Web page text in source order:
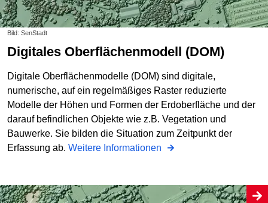
Bild: SenStadt
Digitales Oberflächenmodell (DOM)
Digitale Oberflächenmodelle (DOM) sind digitale,
numerische, auf ein regelmäßiges Raster reduzierte
Modelle der Höhen und Formen der Erdoberfläche und der
darauf befindlichen Objekte wie z.B. Vegetation und
Bauwerke. Sie bilden die Situation zum Zeitpunkt der
Erfassung ab. Weitere Informationen